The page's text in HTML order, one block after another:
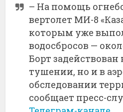
– На помощь
вертолет МИ-8
которым уже
водосбросов —
Борт задействован
тушении, но и в
обследовании
сообщает пресс-